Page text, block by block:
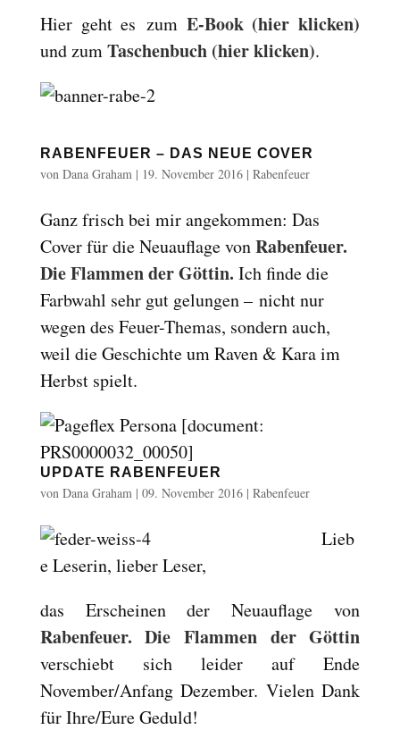
Hier geht es zum E-Book (hier klicken)
und zumTaschenbuch (hier klicken).
RABENFEUER – DAS NEUE COVER
von Dana Graham| 19. November 2016| Rabenfeuer
Ganz frisch bei mir angekommen: Das
Cover für die Neuauflage vonRabenfeuer.
Die Flammen der Göttin. Ich finde die
Farbwahl sehr gut gelungen – nicht nur
wegen des Feuer-Themas, sondern auch,
weil die Geschichte um Raven & Kara im
Herbst spielt.
UPDATE RABENFEUER
von Dana Graham| 09. November 2016| Rabenfeuer
Lieb
e Leserin, lieber Leser,
das Erscheinen der Neuauflage von
Rabenfeuer. Die Flammen der Göttin
verschiebt sich leider auf Ende
November/Anfang Dezember. Vielen Dank
für Ihre/Eure Geduld!